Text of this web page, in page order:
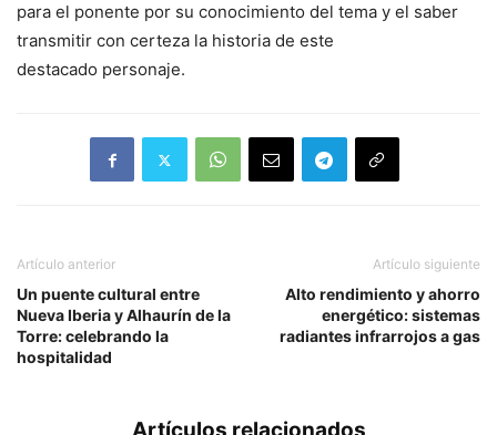
para el ponente por su conocimiento del tema y el saber
transmitir con certeza la historia de este
destacado personaje.
Artículo anterior
Un puente cultural entre
Nueva Iberia y Alhaurín de la
Torre: celebrando la
hospitalidad
Artículo siguiente
Alto rendimiento y ahorro
energético: sistemas
radiantes infrarrojos a gas